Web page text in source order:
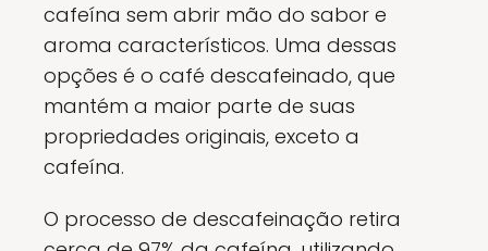
cafeína sem abrir mão do sabor e
aroma característicos. Uma dessas
opções é o café descafeinado, que
mantém a maior parte de suas
propriedades originais, exceto a
cafeína.
O processo de descafeinação retira